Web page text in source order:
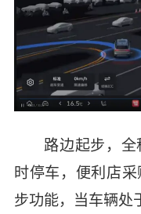
路边起步，
时停车，便利店
步功能，当车辆处